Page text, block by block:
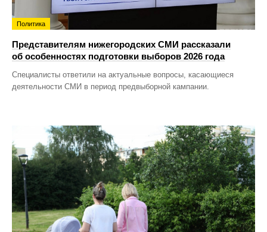
Политика
Представителям нижегородских СМИ рассказали
об особенностях подготовки выборов 2026 года
Специалисты ответили на актуальные вопросы, касающиеся
деятельности СМИ в период предвыборной кампании.